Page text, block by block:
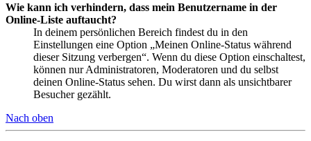
Wie kann ich verhindern, dass mein Benutzername in der
Online-Liste auftaucht?
In deinem persönlichen Bereich findest du in den
Einstellungen eine Option „Meinen Online-Status während
dieser Sitzung verbergen“. Wenn du diese Option einschaltest,
können nur Administratoren, Moderatoren und du selbst
deinen Online-Status sehen. Du wirst dann als unsichtbarer
Besucher gezählt.
Nach oben